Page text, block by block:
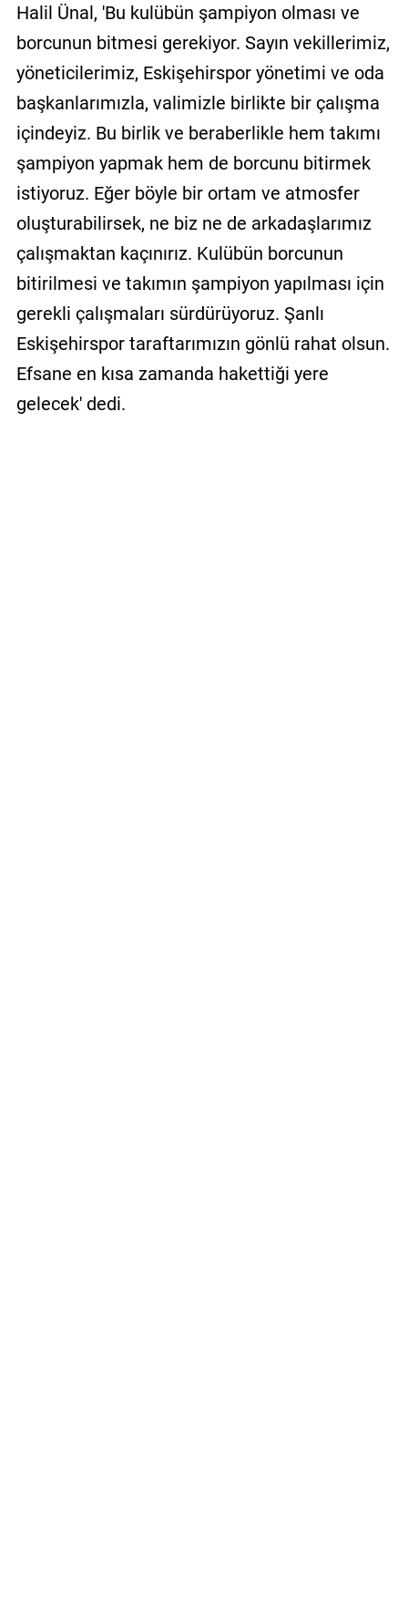
Halil Ünal, 'Bu kulübün şampiyon olması ve
borcunun bitmesi gerekiyor. Sayın vekillerimiz,
yöneticilerimiz, Eskişehirspor yönetimi ve oda
başkanlarımızla, valimizle birlikte bir çalışma
içindeyiz. Bu birlik ve beraberlikle hem takımı
şampiyon yapmak hem de borcunu bitirmek
istiyoruz. Eğer böyle bir ortam ve atmosfer
oluşturabilirsek, ne biz ne de arkadaşlarımız
çalışmaktan kaçınırız. Kulübün borcunun
bitirilmesi ve takımın şampiyon yapılması için
gerekli çalışmaları sürdürüyoruz. Şanlı
Eskişehirspor taraftarımızın gönlü rahat olsun.
Efsane en kısa zamanda hakettiği yere
gelecek' dedi.